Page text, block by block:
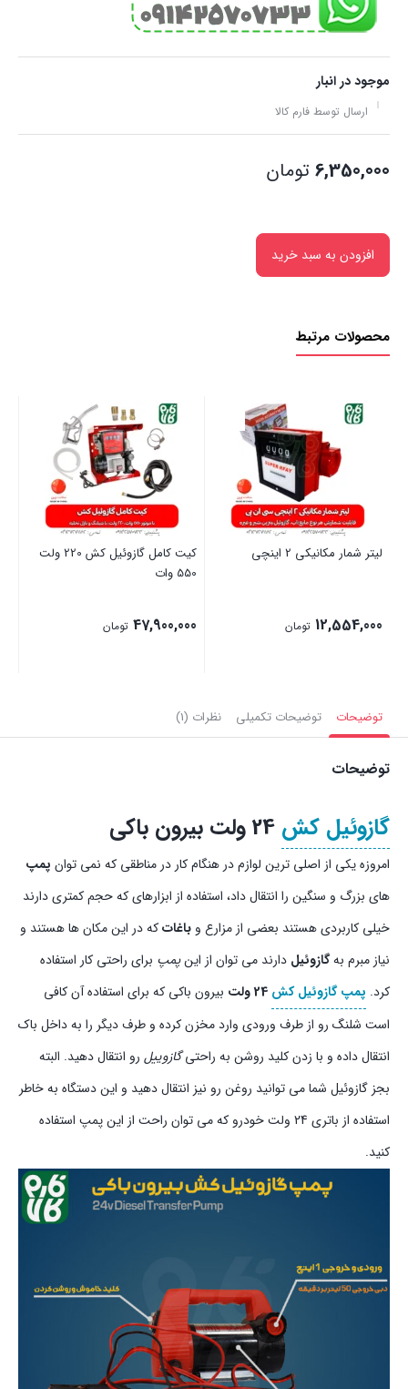
موجود در انبار
ارسال توسط فارم کالا
6,350,000 تومان
افزودن به سبد خرید
محصولات مرتبط
لیتر شمار مکانیکی 2 اینچی
12,554,000 تومان
کیت کامل گازوئیل کش 220 ولت
550 وات
47,900,000 تومان
توضیحات توضیحات تکمیلی نظرات (1)
توضیحات
گازوئیل کش
امروزه یکی از اصلی ترین لوازم در هنگام کار در مناطقی که نمی توان پمپ
های بزرگ و سنگین را انتقال داد، استفاده از ابزارهای که حجم کمتری دارند
خیلی کاربردی هستند بعضی از مزارع و باغاتکه در این مکان ها هستند و
نیاز مبرم بهگازوئیل دارند می توان از اینپمپ برای راحتی کار استفاده
کرد. پمپ گازوئیل کش
بیرون باکی که برای استفاده آن کافی
است شلنگ رو از طرف ورودی وارد مخزن کرده و طرف دیگر را به داخل باک
انتقال داده و با زدن کلید روشن به راحتیگازوییل رو انتقال دهید. البته
بجز گازوئیل شما می توانید روغن رو نیز انتقال دهید و این دستگاه به خاطر
استفاده از باتری 24 ولت خودرو که می توان راحت از این پمپ استفاده
کنید.